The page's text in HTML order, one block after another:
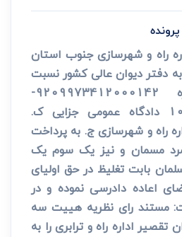
راه و شهرسازی جنوب استان
دفتر دیوان عالی کشور نسبت
به دادنامه شماره 9209973412000142-
26/3/92 شعبه 105 دادگاه عمومی جزایی ک.
راه و شهرسازی ج. به پرداخت
مسمان و نیز یک سوم یک
بابت تغلیظ در حق اولیای
اعاده دادرسی نموده و در
مستند رای نظریه هییت سه
اداره راه و ترابری را به